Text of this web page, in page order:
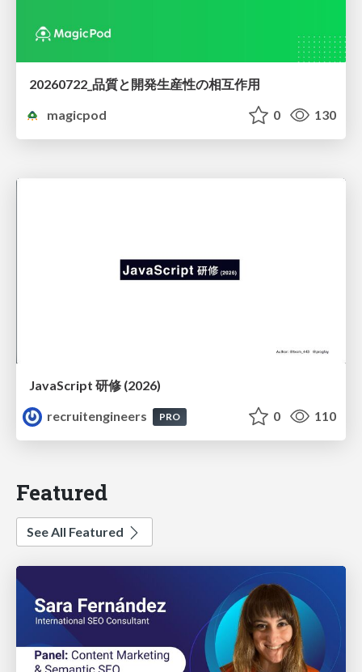
20260722_品質と開発生産性の相互作用
magicpod
0 130
JavaScript 研修 (2026)
recruitengineers
PRO 0 110
Featured
See All Featured